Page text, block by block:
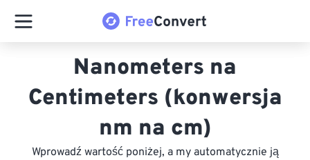
Nanometers na
Centimeters (konwersja
nm na cm)
Wprowadź wartość poniżej, a my automatycznie ją